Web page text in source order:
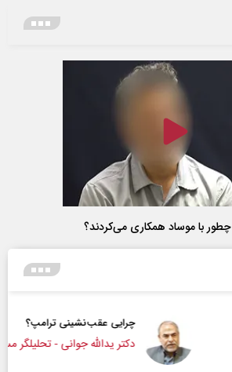
چطور با موساد همکاری می‌کردند؟
عقب‌نشینی ترامپ؟
یدالله جوانی - تحلیلگر مسائل سیاسی